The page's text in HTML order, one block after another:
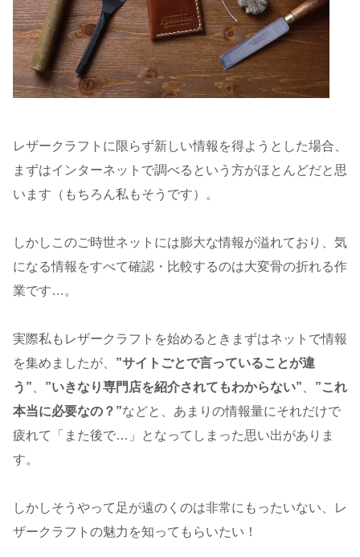
レザークラフトに限らず新しい情報を得ようとした場合、
まずはインターネットで調べるという方がほとんどだと思
います（もちろん私もそうです）。
しかしこのご時世ネットには膨大な情報が溢れており、気
になる情報をすべて確認・比較するのは大変骨の折れる作
業です…。
実際私もレザークラフトを始めるときまずはネットで情報
を集めましたが、 ”サイトごとで言っていることが違
う”
”いきなり専門店を紹介されてもわからない”
”これ
本当に必要なの？”などと、あまりの情報量にそれだけで
疲れて「また後で…」となってしまった思い出がありま
す。
しかしそうやって足が遠のくのは非常にもったいない、レ
ザークラフトの魅力を知ってもらいたい！